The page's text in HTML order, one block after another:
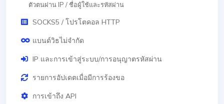
ตัวตนผ่าน IP / ชื่อผู้ใช้และรหัสผ่าน
SOCKS5 / โปรโตคอล HTTP
แบนด์วิธไม่จำกัด
IP และการเข้าสู่ระบบ/การอนุญาตรหัสผ่าน
รายการอัปเดตเมื่อมีการร้องขอ
การเข้าถึง API